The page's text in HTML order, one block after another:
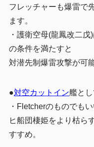
フレッチャーも爆雷で
ます。
・護衛空母(龍鳳改二
の条件を満たすと
対潜先制爆雷攻撃が可
●対空カットイン艦とし
・Fletcherのものでもい
ヒ船団棲姫をより枯ら
すすめ。